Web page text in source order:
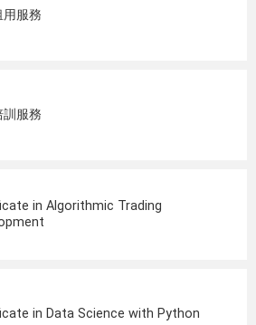
用服務
訓服務
in Algorithmic Trading
in Data Science with Python